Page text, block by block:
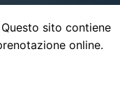
sito contiene
online.